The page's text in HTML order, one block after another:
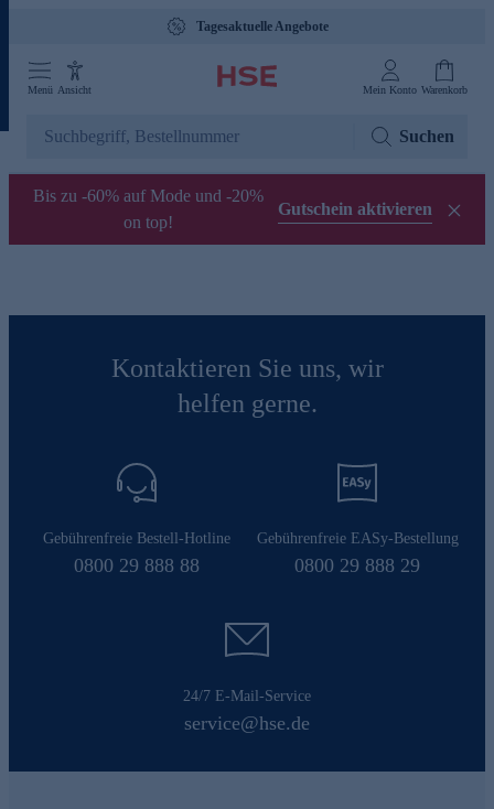
Tagesaktuelle Angebote
Menü Ansicht Mein Konto Warenkorb
Suchen
Bis zu -60% auf Mode und -20%
on top!
Gutschein aktivieren
Kontaktieren Sie uns, wir
helfen gerne.
Gebührenfreie Bestell-Hotline
0800 29 888 88
Gebührenfreie EASy-Bestellung
0800 29 888 29
24/7 E-Mail-Service
service@hse.de